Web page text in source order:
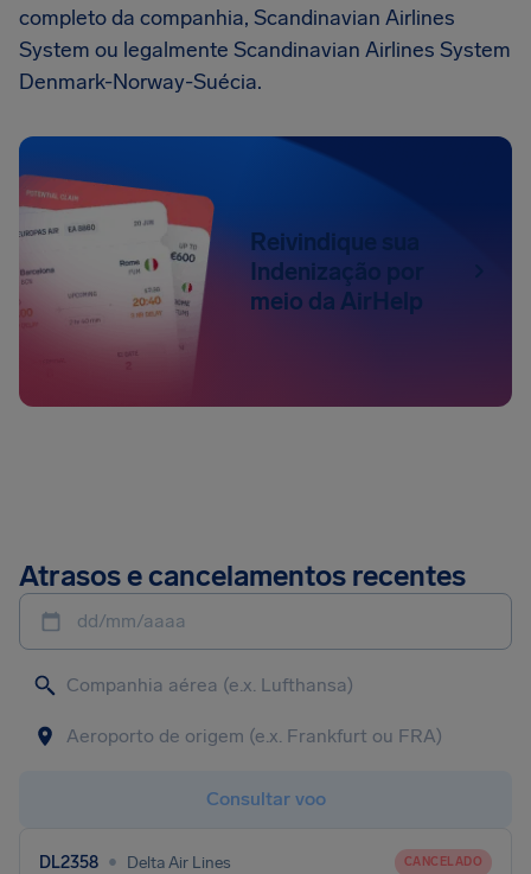
completo da companhia, Scandinavian Airlines
System ou legalmente Scandinavian Airlines System
Denmark-Norway-Suécia.
Reivindique sua
Indenização por
meio da AirHelp
Atrasos e cancelamentos recentes
dd/mm/aaaa
Consultar voo
DL2358 • Delta Air Lines CANCELADO